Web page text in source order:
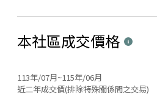
本社區成交價格
113年/07月~115年/06月
近二年成交價(排除特殊關係間之交易)